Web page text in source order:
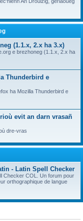
(1.1.x, 2.x ha 3.x)
e brezhoneg (1.1.x, 2.x ha
Thunderbird e
ha Mozilla Thunderbird e
evit an darn vrasañ
dre-vras
- Latin Spell Checker
Checker COL. Un forum pour
orthographique de langue